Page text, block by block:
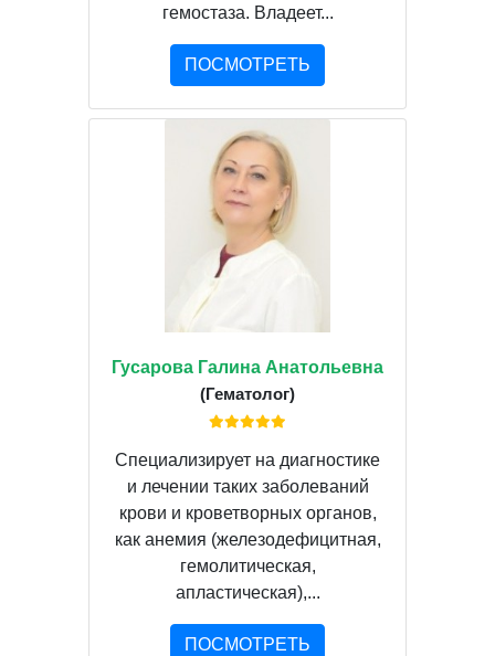
гемостаза. Владеет...
ПОСМОТРЕТЬ
Гусарова Галина Анатольевна
(Гематолог)
Специализирует на диагностике
и лечении таких заболеваний
крови и кроветворных органов,
как анемия (железодефицитная,
гемолитическая,
апластическая),...
ПОСМОТРЕТЬ